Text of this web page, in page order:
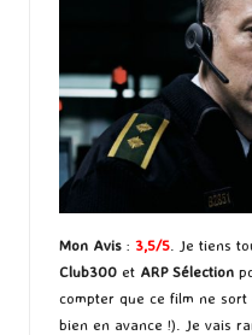
Mon Avis : 3,5/5 . Je tiens
Club300 et ARP Sélection
compter que ce film ne
bien en avance !). Je vais